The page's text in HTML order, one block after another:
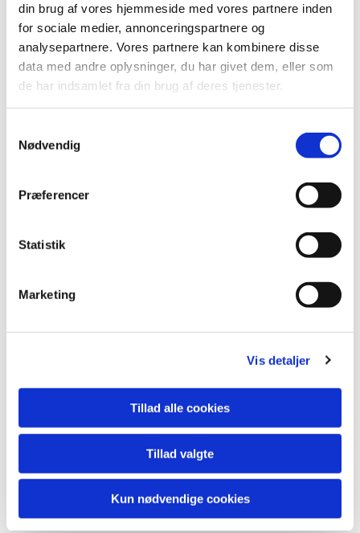
din brug af vores hjemmeside med vores partnere inden
for sociale medier, annonceringspartnere og
analysepartnere. Vores partnere kan kombinere disse
data med andre oplysninger, du har givet dem, eller som
de har indsamlet fra din brug af deres tjenester.
Nødvendig
Præferencer
Statistik
Marketing
Vis detaljer
Tillad alle cookies
Tillad valgte
Kun nødvendige cookies